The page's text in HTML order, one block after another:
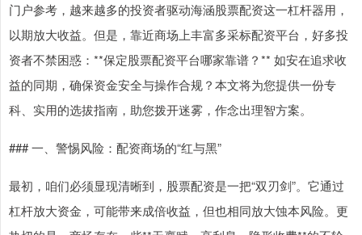
门户参考，越来越多的投资者驱动海涵股票配资这一杠杆器用，
以期放大收益。但是，靠近商场上丰富多采标配资平台，好多投
资者不禁困惑：**保定股票配资平台哪家靠谱？** 如安在追求收
益的同期，确保资金安全与操作合规？本文将为您提供一份专
科、实用的选拔指南，助您拨开迷雾，作念出理智方案。
### 一、警惕风险：配资商场的“红与黑”
最初，咱们必须显现清晰到，股票配资是一把“双刃剑”。它通过
杠杆放大资金，可能带来成倍收益，但也相同放大蚀本风险。更